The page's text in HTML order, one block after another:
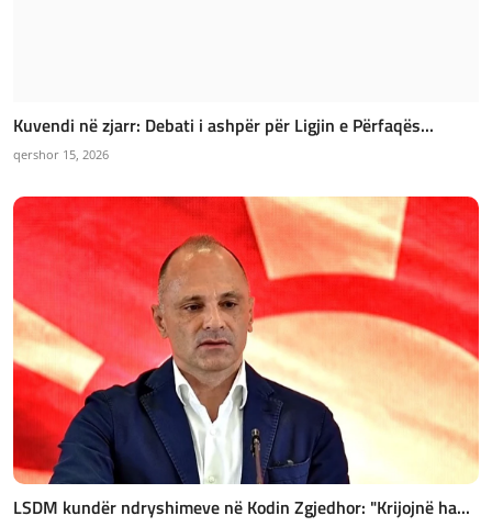
Kuvendi në zjarr: Debati i ashpër për Ligjin e Përfaqës...
qershor 15, 2026
LSDM kundër ndryshimeve në Kodin Zgjedhor: "Krijojnë ha...